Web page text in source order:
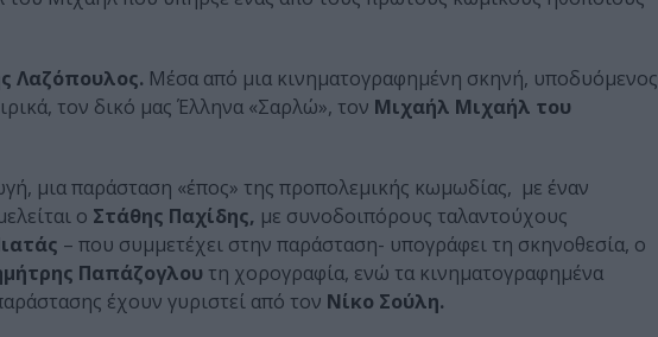
Λαζόπουλος. Μέσα από μια κινηματογραφημένη σκηνή, υποδυόμενος
τον δικό μας Έλληνα «Σαρλώ», τον Μιχαήλ Μιχαήλ του
μια παράσταση «έπος» της προπολεμικής κωμωδίας, με έναν
ο Στάθης Παχίδης, με συνοδοιπόρους ταλαντούχους
– που συμμετέχει στην παράσταση- υπογράφει τη σκηνοθεσία, ο
Παπάζογλου τη χορογραφία, ενώ τα κινηματογραφημένα
έχουν γυριστεί από τον Νίκο Σούλη.